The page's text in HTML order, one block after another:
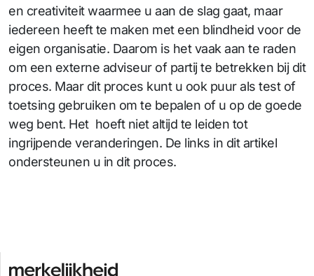
en creativiteit waarmee u aan de slag gaat, maar
iedereen heeft te maken met een blindheid voor de
eigen organisatie. Daarom is het vaak aan te raden
om een externe adviseur of partij te betrekken bij dit
proces. Maar dit proces kunt u ook puur als test of
toetsing gebruiken om te bepalen of u op de goede
weg bent. Het hoeft niet altijd te leiden tot
ingrijpende veranderingen. De links in dit artikel
ondersteunen u in dit proces.